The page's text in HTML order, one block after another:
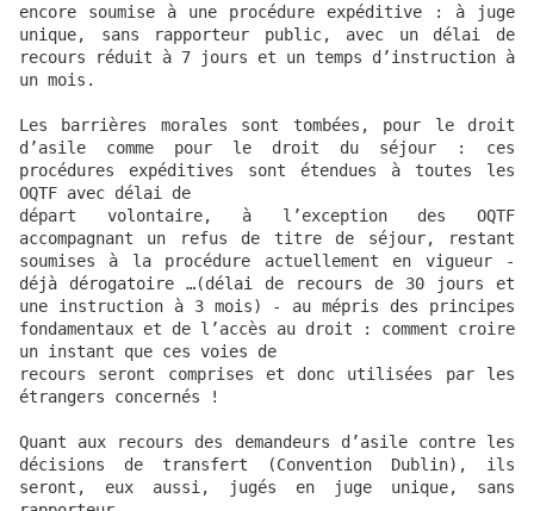
encore soumise à une procédure expéditive : à juge
unique, sans rapporteur public, avec un délai de
recours réduit à 7 jours et un temps d’instruction à
un mois.
Les barrières morales sont tombées, pour le droit
d’asile comme pour le droit du séjour : ces
procédures expéditives sont étendues à toutes les
OQTF avec délai de
départ volontaire, à l’exception des OQTF
accompagnant un refus de titre de séjour, restant
soumises à la procédure actuellement en vigueur -
déjà dérogatoire …(délai de recours de 30 jours et
une instruction à 3 mois) - au mépris des principes
fondamentaux et de l’accès au droit : comment croire
un instant que ces voies de
recours seront comprises et donc utilisées par les
étrangers concernés !
Quant aux recours des demandeurs d’asile contre les
décisions de transfert (Convention Dublin), ils
seront, eux aussi, jugés en juge unique, sans